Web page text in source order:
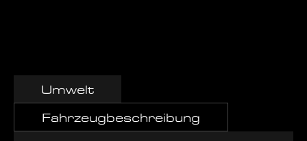
Umwelt
Fahrzeugbeschreibung